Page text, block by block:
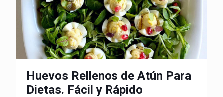
Huevos Rellenos de Atún Para
Dietas. Fácil y Rápido